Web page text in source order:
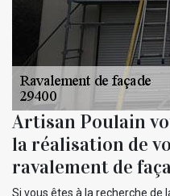
Artisan Poulain
la réalisation de
ravalement de
Si vous êtes à la recherche de